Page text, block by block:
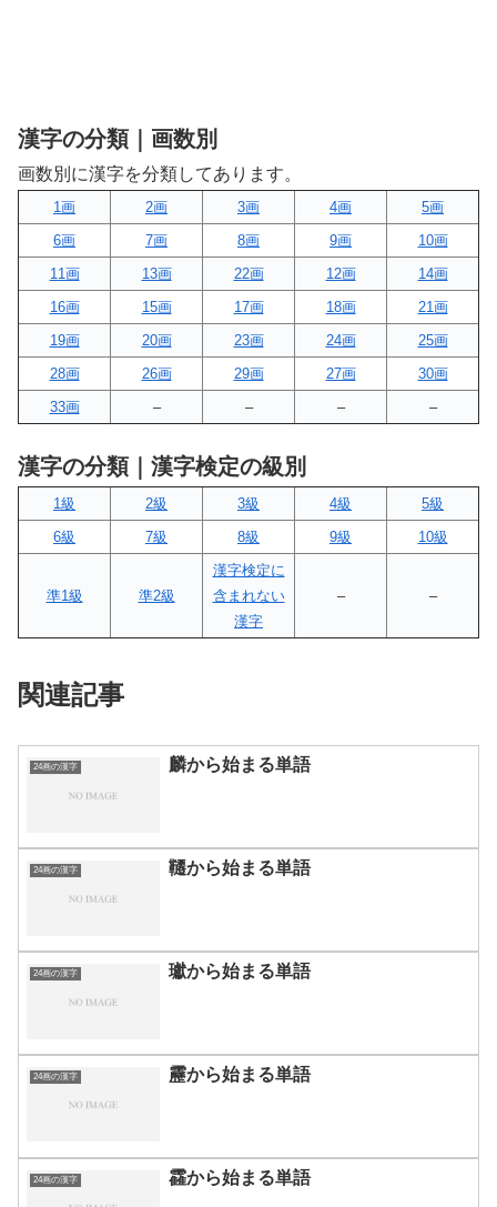
漢字の分類｜画数別
画数別に漢字を分類してあります。
1画 2画 3画 4画
5画
6画
7画 8画 9画
10画
11画
13画 22画 12画
14画
16画
15画 17画 18画
21画
19画
20画 23画 24画
25画
28画
26画 29画 27画
30画
33画
– – – –
漢字の分類｜漢字検定の級別
1級 2級 3級 4級
5級
6級
7級 8級 9級 10級
準1級 準2級
漢字検定に
含まれない
漢字
– –
関連記事
24画の漢字 麟から始まる単語
24画の漢字 韆から始まる単語
24画の漢字 瓛から始まる単語
24画の漢字 靂から始まる単語
24画の漢字 靃から始まる単語